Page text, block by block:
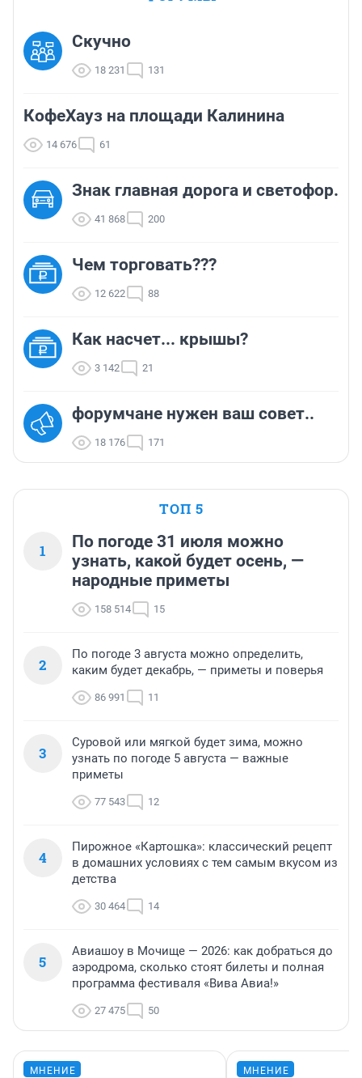
Скучно
18 231 131
КофеХауз на площади Калинина
14 676 61
Знак главная дорога и светофор.
41 868 200
Чем торговать???
12 622 88
Как насчет... крышы?
3 142 21
форумчане нужен ваш совет..
18 176 171
ТОП 5
1
По погоде 31 июля можно
узнать, какой будет осень, —
народные приметы
158 514 15
2
По погоде 3 августа можно определить,
каким будет декабрь, — приметы и поверья
86 991 11
3
Суровой или мягкой будет зима, можно
узнать по погоде 5 августа — важные
приметы
77 543 12
4
Пирожное «Картошка»: классический рецепт
в домашних условиях с тем самым вкусом из
детства
30 464 14
5
Авиашоу в Мочище — 2026: как добраться до
аэродрома, сколько стоят билеты и полная
программа фестиваля «Вива Авиа!»
27 475 50
МНЕНИЕ МНЕНИЕ